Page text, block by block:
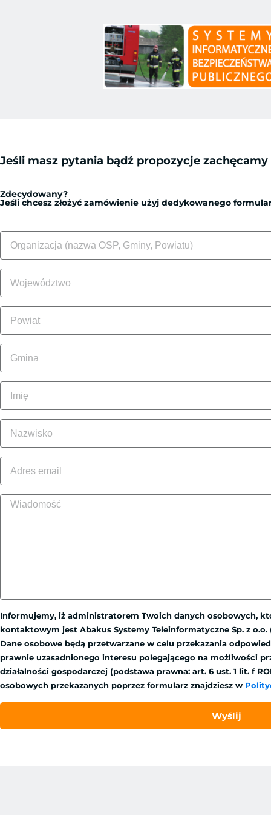
Jeśli masz pytania bądź propozycje
Zdecydowany?
Jeśli chcesz złożyć zamówienie użyj dedykowanego
Informujemy, iż administratorem Twoich danych osobowych,
kontaktowym jest Abakus Systemy Teleinformatyczne Sp. z o.o.
Dane osobowe będą przetwarzane w celu przekazania
prawnie uzasadnionego interesu polegającego na możliwości
działalności gospodarczej (podstawa prawna: art. 6 ust. 1 lit. f
osobowych przekazanych poprzez formularz znajdziesz w
Wyślij